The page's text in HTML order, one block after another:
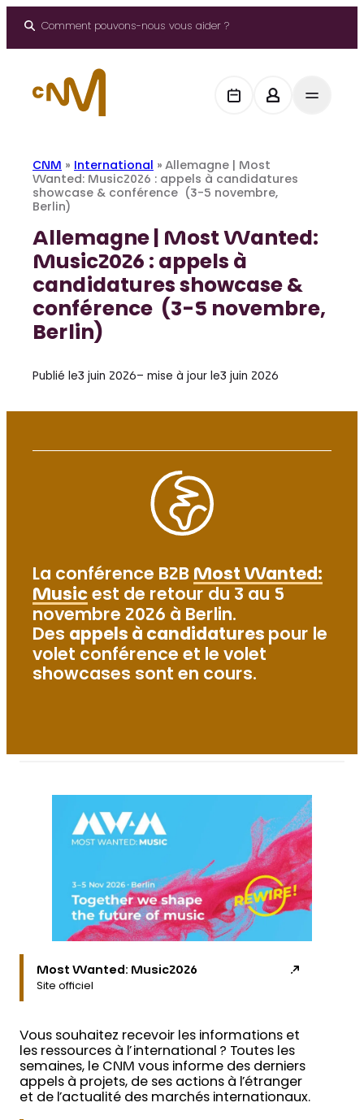
Comment pouvons-nous vous aider ?
CNM » International » Allemagne | Most
Wanted: Music2026 : appels à candidatures
showcase & conférence (3-5 novembre,
Berlin)
Allemagne | Most Wanted:
Music2026 : appels à
candidatures showcase &
conférence (3-5 novembre,
Berlin)
Publié le3 juin 2026– mise à jour le3 juin 2026
La conférence B2B Most Wanted:
Music est de retour du 3 au 5
novembre 2026 à Berlin.
Des appels à candidatures pour le
volet conférence et le volet
showcases sont en cours.
Most Wanted: Music2026
Site officiel
Vous souhaitez recevoir les informations et
les ressources à l’international ? Toutes les
semaines, le CNM vous informe des derniers
appels à projets, de ses actions à l’étranger
et de l’actualité des marchés internationaux.